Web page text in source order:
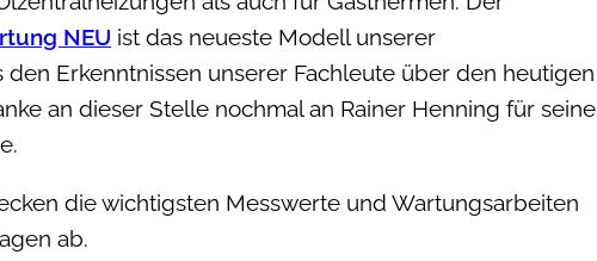
NEU ist das neueste Modell unserer
Erkenntnissen unserer Fachleute über den heutigen
an dieser Stelle nochmal an Rainer Henning für seine
die wichtigsten Messwerte und Wartungsarbeiten
ab.